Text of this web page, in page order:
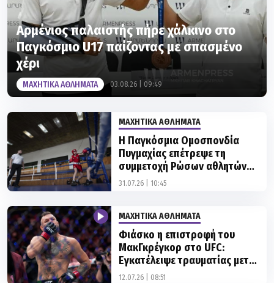
Αρμένιος παλαιστής πήρε χάλκινο στο
Παγκόσμιο U17 παίζοντας με σπασμένο
χέρι
ΜΑΧΗΤΙΚΑ ΑΘΛΗΜΑΤΑ 03.08.26 | 09:49
ΜΑΧΗΤΙΚΑ ΑΘΛΗΜΑΤΑ
Η Παγκόσμια Ομοσπονδία
Πυγμαχίας επέτρεψε τη
συμμετοχή Ρώσων αθλητών
στις διοργανώσεις
31.07.26 | 10:45
ΜΑΧΗΤΙΚΑ ΑΘΛΗΜΑΤΑ
Φιάσκο η επιστροφή του
ΜακΓκρέγκορ στο UFC:
Εγκατέλειψε τραυματίας μετά
από 69 δευτερόλεπτα
12.07.26 | 08:51